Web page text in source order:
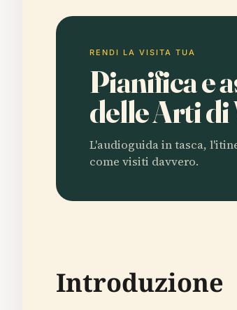
RENDI LA VISITA TUA
Pianifica e
delle Arti
L'audioguida in tasca,
come visiti davvero.
Introduzione